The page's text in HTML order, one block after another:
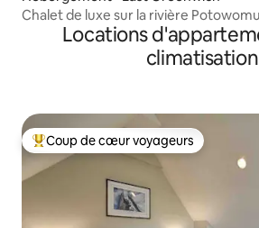
Chalet de luxe sur la rivière
2 chambres/2 salles de bain
Locations
climatisation
Coups de cœur voyageurs les plus
Coup de cœur voyageurs